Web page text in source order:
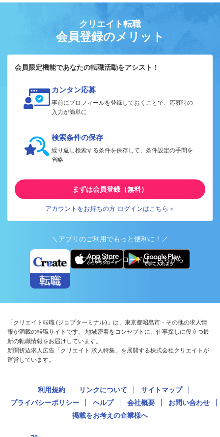
クリエイト転職
会員登録のメリット
会員限定機能であなたの転職活動をアシスト！
カンタン応募
事前にプロフィールを登録しておくことで、応募時の
入力が簡単に
検索条件の保存
繰り返し検索する条件を保存して、条件設定の手間を
省略
まずは会員登録（無料）
アカウントをお持ちの方 ログインはこちら＞
＼アプリのご利用でもっと便利に！／
アプリ版ダウンロードはこちらから
「クリエイト転職 (ジョブターミナル)」は、東京都昭島市・その他の求人情
報が満載の転職サイトです。 地域密着をコンセプトに、仕事探しに役立つ最
新の転職情報をお届けしています。
新聞折込求人広告「クリエイト 求人特集」を展開する株式会社クリエイトが
運営しています。
利用規約 リンクについて
サイトマップ
プライバシーポリシー
ヘルプ 会社概要
お問い合わせ
掲載をお考えの企業様へ